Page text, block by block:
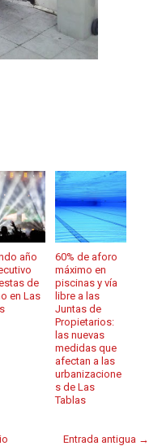
año
de
en Las
60% de aforo
máximo en
piscinas y vía
libre a las
Juntas de
Propietarios:
las nuevas
medidas que
afectan a las
urbanizacione
s de Las
Tablas
Entrada antigua →